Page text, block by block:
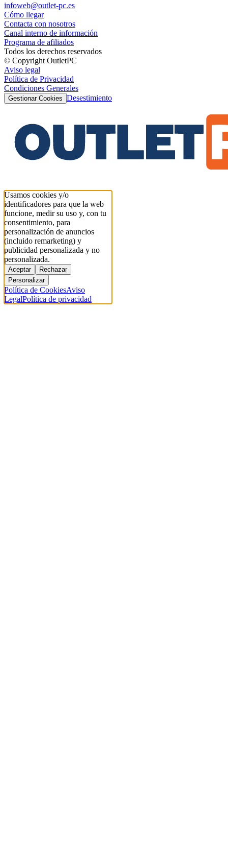
infoweb@outlet-pc.es
Cómo llegar
Contacta con nosotros
Canal interno de información
Programa de afiliados
Todos los derechos reservados
© Copyright OutletPC
Aviso legal
Política de Privacidad
Condiciones Generales
Gestionar Cookies Desestimiento
Usamos cookies y/o
identificadores para que la web
funcione, medir su uso y, con tu
consentimiento, para
personalización de anuncios
(incluido remarketing) y
publicidad personalizada y no
personalizada.
Aceptar
Rechazar
Personalizar
Política de CookiesAviso
LegalPolítica de privacidad